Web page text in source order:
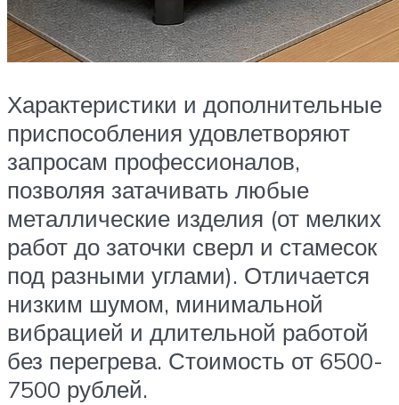
Характеристики и дополнительные
приспособления удовлетворяют
запросам профессионалов,
позволяя затачивать любые
металлические изделия (от мелких
работ до заточки сверл и стамесок
под разными углами). Отличается
низким шумом, минимальной
вибрацией и длительной работой
без перегрева. Стоимость от 6500-
7500 рублей.